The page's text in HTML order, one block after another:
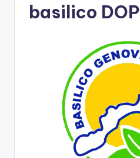
basilico DOP